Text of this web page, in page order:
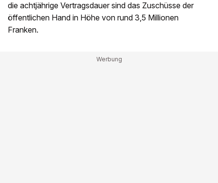
die achtjährige Vertragsdauer sind das Zuschüsse der
öffentlichen Hand in Höhe von rund 3,5 Millionen
Franken.